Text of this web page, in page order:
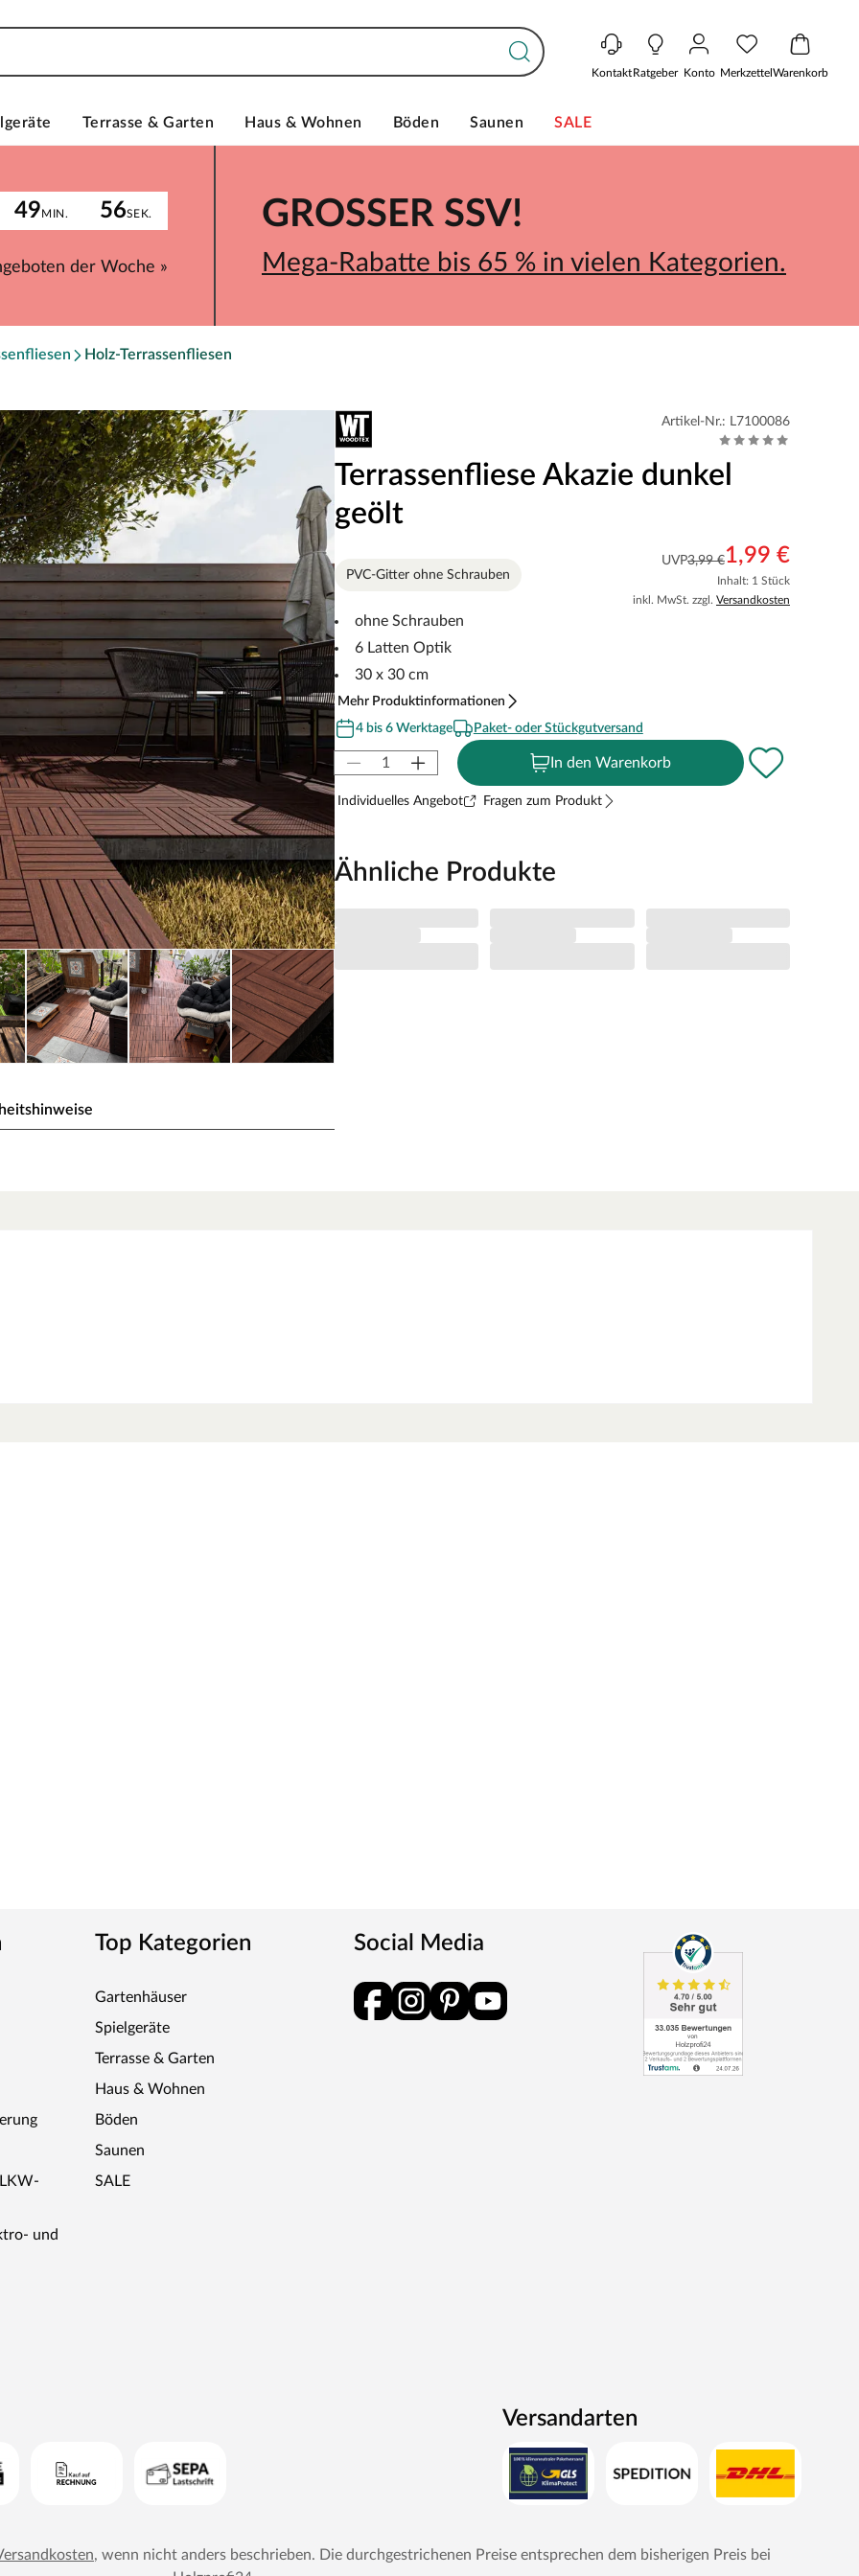
KontaktRatgeber Konto MerkzettelWarenkorb
Terrasse & Garten Haus & Wohnen Böden Saunen SALE
49MIN. 56SEK.
der Woche »
GROSSER SSV!
Mega-Rabatte bis 65 % in vielen Kategorien.
Holz-Terrassenfliesen
Das gold- bis olivbraune Hartholz der
Maserung durch ausgeprägte Jahresringe
es kaum zu Rissbildungen kommt und
schützt vor Sonneneinstrahlung.
– dafür steht WOODTEX. Kurzum: Viel
Artikel-Nr.: L7100086
Terrassenfliese Akazie dunkel
geölt
UVP3,99 €1,99 €
Inhalt: 1 Stück
inkl. MwSt. zzgl. Versandkosten
PVC-Gitter ohne Schrauben
ohne Schrauben
6 Latten Optik
30 x 30 cm
Mehr Produktinformationen
4 bis 6 Werktage
Paket- oder Stückgutversand
In den Warenkorb
Individuelles Angebot Fragen zum Produkt
Ähnliche Produkte
und
Top Kategorien
Gartenhäuser
Spielgeräte
Terrasse & Garten
Haus & Wohnen
Böden
Saunen
SALE
Social Media
Versandarten
, wenn nicht anders beschrieben. Die durchgestrichenen Preise entsprechen dem bisherigen Preis bei